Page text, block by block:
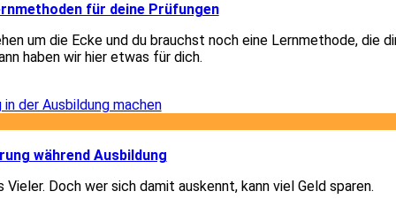
für deine Prüfungen
um die Ecke und du brauchst noch eine Lernmethode, die
haben wir hier etwas für dich.
während Ausbildung
Vieler. Doch wer sich damit auskennt, kann viel Geld sparen.